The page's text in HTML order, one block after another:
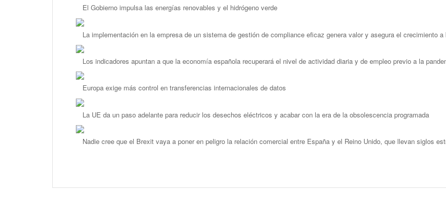
El Gobierno impulsa las energías renovables y el hidrógeno verde
La implementación en la empresa de un sistema de gestión de compliance eficaz genera valor y asegura el crecimiento
Los indicadores apuntan a que la economía española recuperará el nivel de actividad diaria y de empleo previo a la
Europa exige más control en transferencias internacionales de datos
La UE da un paso adelante para reducir los desechos eléctricos y acabar con la era de la obsolescencia programada
Nadie cree que el Brexit vaya a poner en peligro la relación comercial entre España y el Reino Unido, que llevan siglos